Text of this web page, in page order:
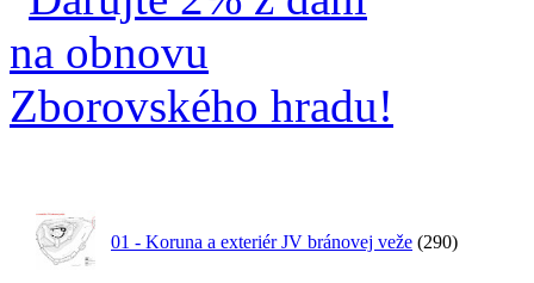
01 - Koruna a exteriér JV bránovej veže (290)